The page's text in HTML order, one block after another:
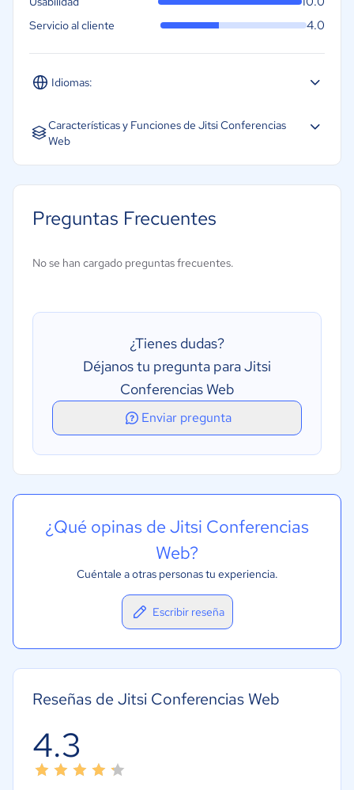
Idiomas:
Español Inglés
Servicio al cliente 4.0
Características y Funciones de Jitsi Conferencias
Web
Chat privado
Preguntas Frecuentes
No se han cargado preguntas frecuentes.
¿Tienes dudas?
Déjanos tu pregunta para Jitsi
Conferencias Web
Enviar pregunta
¿Qué opinas de Jitsi Conferencias
Web?
Cuéntale a otras personas tu experiencia.
Escribir reseña
Reseñas de Jitsi Conferencias Web
4.3